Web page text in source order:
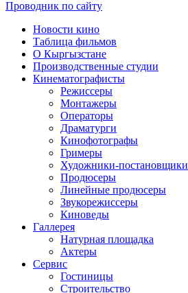
Проводник по сайту
Новости кино
Таблица фильмов
О Кыргызстане
Производственные студии
Кинематографисты
Режиссеры
Монтажеры
Операторы
Драматурги
Кинофотографы
Гримеры
Художники-постановщики
Продюсеры
Линейные продюсеры
Звукорежиссеры
Киноведы
Галлерея
Натурная площадка
Актеры
Сервис
Гостиницы
Строительство